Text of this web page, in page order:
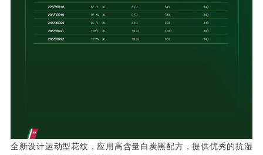
全新设计运动型花纹，应用高含量白炭黑配方，提供优秀的抗湿